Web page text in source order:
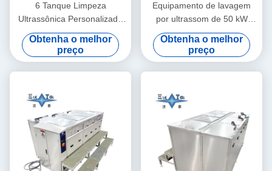
6 Tanque Limpeza
Ultrassônica Personalizada
40KHZ Máquina de Lavar
Ultra Sónica 30KW
Obtenha o melhor
preço
Equipamento de lavagem
por ultrassom de 50 kW
Cinco tanques de limpeza
por ultrassom de dupla
frequência personalizada
Obtenha o melhor
preço